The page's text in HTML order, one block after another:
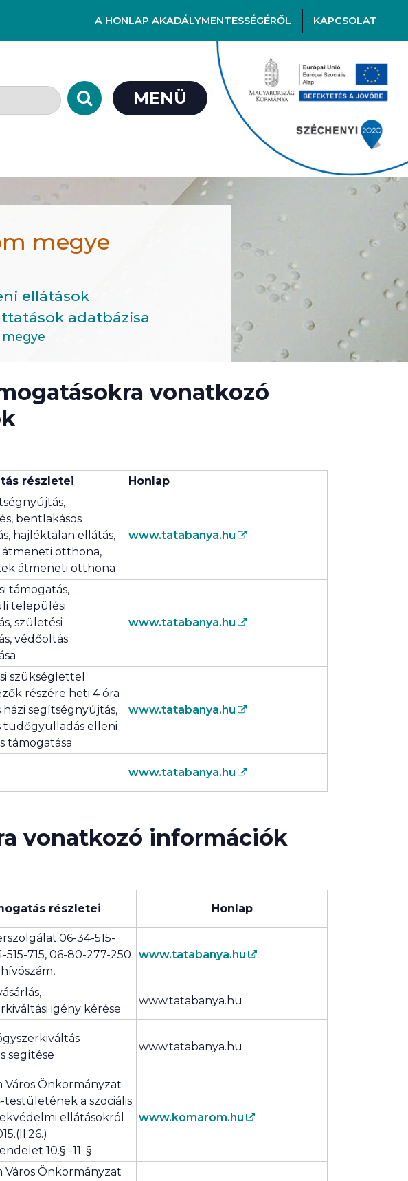
A HONLAP AKADÁLYMENTESSÉGÉRŐL KAPCSOLAT
MENÜ
megye
ellátások
adatbázisa
vonatkozó
részletei Honlap
bentlakásos
hajléktalan ellátás,
átmeneti otthona,
átmeneti otthona
www.tatabanya.hu
támogatás,
települési
születési
védőoltás
www.tatabanya.hu
szükséglettel
részére heti 4 óra
házi segítségnyújtás,
tüdőgyulladás elleni
támogatása
www.tatabanya.hu
www.tatabanya.hu
vonatkozó információk
részletei Honlap
34-515-
515-715, 06-80-277-250
www.tatabanya.hu
igény kérése
www.tatabanya.hu
segítése
www.tatabanya.hu
Város Önkormányzat
testületének a szociális
ellátásokról
10.§ -11. §
www.komarom.hu
Város Önkormányzat